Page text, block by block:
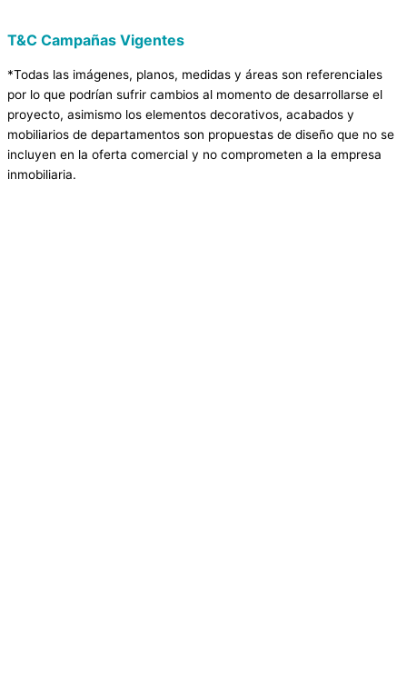
T&C Campañas Vigentes
*Todas las imágenes, planos, medidas y áreas son referenciales
por lo que podrían sufrir cambios al momento de desarrollarse el
proyecto, asimismo los elementos decorativos, acabados y
mobiliarios de departamentos son propuestas de diseño que no se
incluyen en la oferta comercial y no comprometen a la empresa
inmobiliaria.